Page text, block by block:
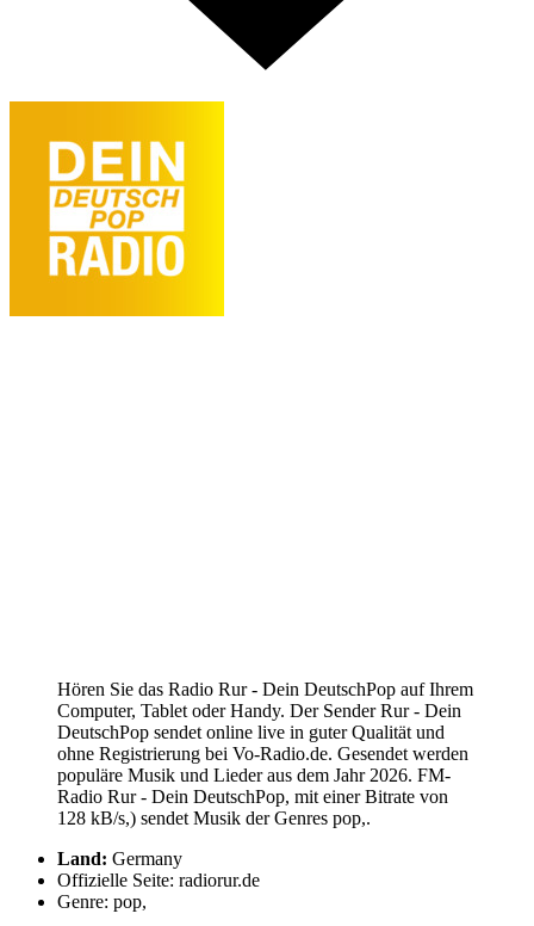
Hören Sie das Radio Rur - Dein DeutschPop auf Ihrem
Computer, Tablet oder Handy. Der Sender Rur - Dein
DeutschPop sendet online live in guter Qualität und
ohne Registrierung bei Vo-Radio.de. Gesendet werden
populäre Musik und Lieder aus dem Jahr 2026. FM-
Radio Rur - Dein DeutschPop, mit einer Bitrate von
128 kB/s,) sendet Musik der Genres pop,.
Land: Germany
Offizielle Seite: radiorur.de
Genre: pop,